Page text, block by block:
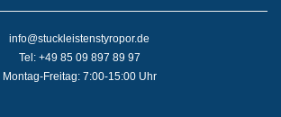
info@stuckleistenstyropor.de
Tel: +49 85 09 897 89 97
Montag-Freitag: 7:00-15:00 Uhr